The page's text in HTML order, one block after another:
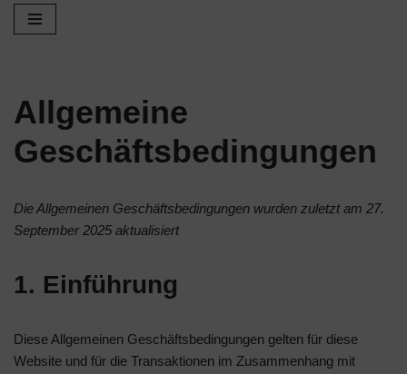
Allgemeine
Geschäftsbedingungen
Die Allgemeinen Geschäftsbedingungen wurden zuletzt am 27.
September 2025 aktualisiert
1. Einführung
Diese Allgemeinen Geschäftsbedingungen gelten für diese
Website und für die Transaktionen im Zusammenhang mit